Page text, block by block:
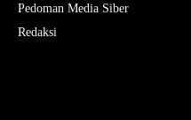
Pedoman Media Siber
Redaksi